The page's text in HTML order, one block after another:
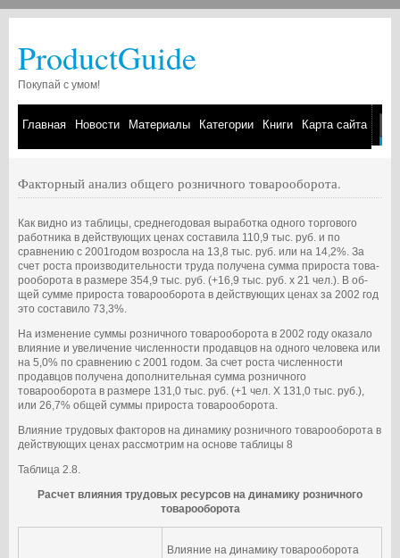
ProductGuide
Покупай с умом!
Главная Новости Материалы Категории Книги Карта сайта
Факторный анализ общего розничного товарооборота.
Как видно из таблицы, среднегодовая выработка одного торгово­го
работника в действующих ценах составила 110,9 тыс. руб. и по
сравнению с 2001годом возросла на 13,8 тыс. руб. или на 14,2%. За
счет роста производительности труда получена сумма прироста това­
рооборота в размере 354,9 тыс. руб. (+16,9 тыс. руб. х 21 чел.). В об­
щей сумме прироста товарооборота в действующих ценах за 2002 год
это составило 73,3%.
На изменение суммы розничного товарооборота в 2002 году ока­зало
влияние и увеличение численности продавцов на одного человека или
на 5,0% по сравнению с 2001 годом. За счет роста численности
продавцов получена дополнительная сумма розничного
товарооборота в размере 131,0 тыс. руб. (+1 чел. Х 131,0 тыс. руб.),
или 26,7% общей суммы прироста товарооборота.
Влияние трудовых факторов на динамику розничного товарооборота в
действующих ценах рассмотрим на основе таблицы 8
Таблица 2.8.
Расчет влияния трудовых ресурсов на динамику розничного
товарооборота
Влияние на динамику товарооборота